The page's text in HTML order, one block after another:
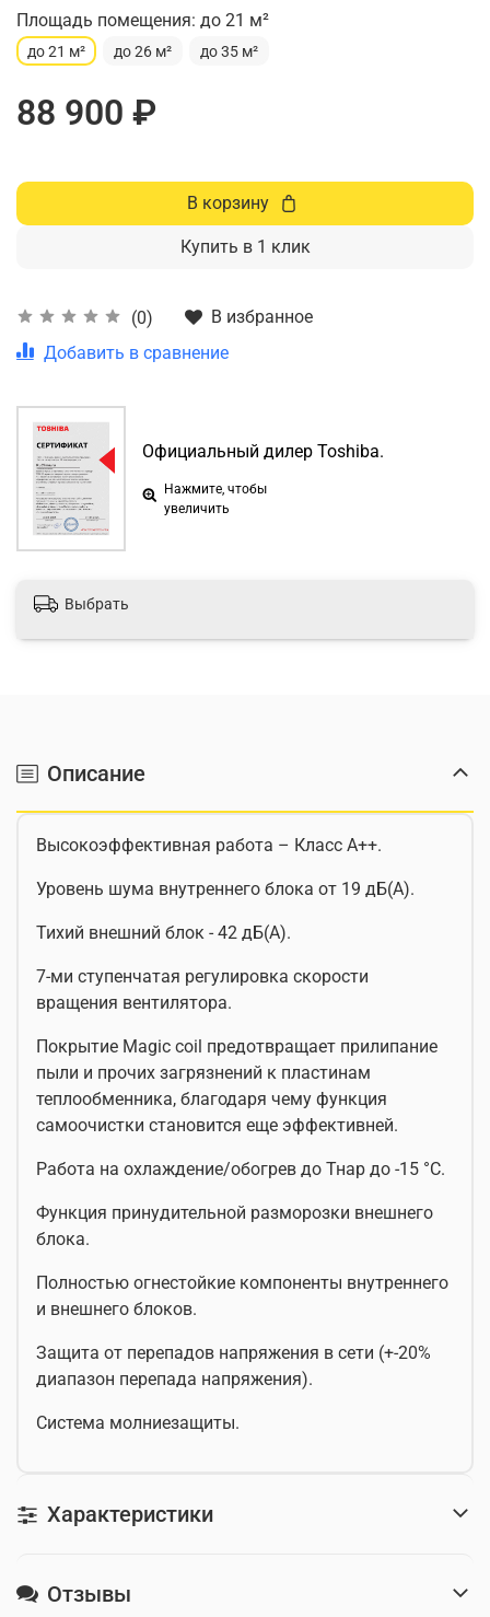
Площадь помещения: до 21 м²
до 21 м² до 26 м² до 35 м²
(0)
В избранное
Добавить в сравнение
88 900 ₽
В корзину
Купить в 1 клик
Официальный дилер Toshiba.
Нажмите, чтобы
увеличить
Выбрать
Описание
Высокоэффективная работа – Класс А++.
Уровень шума внутреннего блока от 19 дБ(А).
Тихий внешний блок - 42 дБ(А).
7-ми ступенчатая регулировка скорости
вращения вентилятора.
Покрытие Magic coil предотвращает прилипание
пыли и прочих загрязнений к пластинам
теплообменника, благодаря чему функция
самоочистки становится еще эффективней.
Работа на охлаждение/обогрев до Тнар до -15 °С.
Функция принудительной разморозки внешнего
блока.
Полностью огнестойкие компоненты внутреннего
и внешнего блоков.
Защита от перепадов напряжения в сети (+-20%
диапазон перепада напряжения).
Система молниезащиты.
Характеристики
Отзывы